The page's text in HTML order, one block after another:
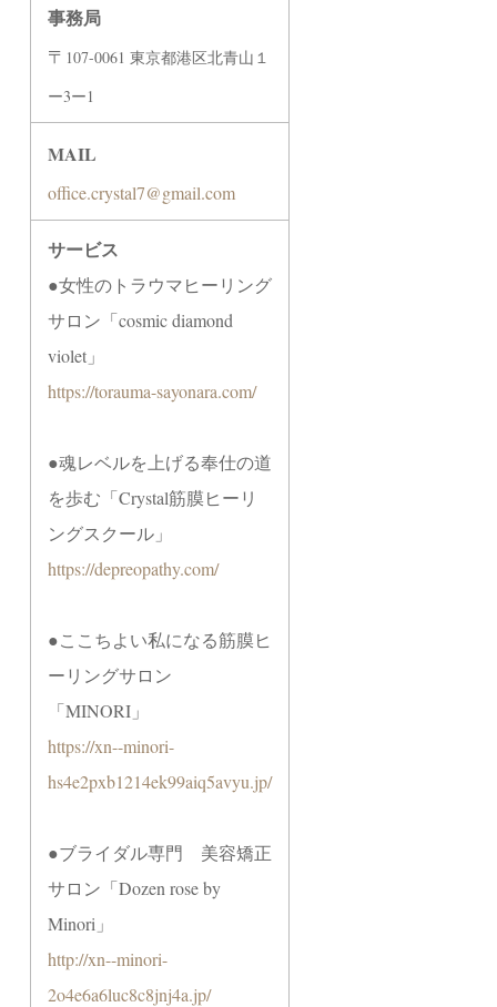
事務局
〒 107-0061東京都港区北青山１
ー3ー1
MAIL
office.crystal7@gmail.com
サービス
●女性のトラウマヒーリング
サロン「cosmic diamond
violet」
https://torauma-sayonara.com/
●魂レベルを上げる奉仕の道
を歩む「Crystal筋膜ヒーリ
ングスクール」
https://depreopathy.com/
●ここちよい私になる筋膜ヒ
ーリングサロン
「MINORI」
https://xn--minori-
hs4e2pxb1214ek99aiq5avyu.jp/
●ブライダル専門 美容矯正
サロン「Dozen rose by
Minori」
http://xn--minori-
2o4e6a6luc8c8jnj4a.jp/